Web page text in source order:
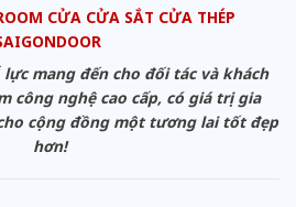
CỬA CỬA SẮT CỬA THÉP
lực mang đến cho đối tác và khách
công nghệ cao cấp, có giá trị gia
cộng đồng một tương lai tốt đẹp
hơn!